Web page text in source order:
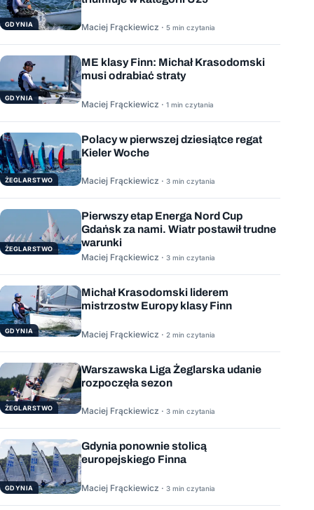
GDYNIA Maciej Frąckiewicz · 5 min czytania
GDYNIA
ME klasy Finn: Michał Krasodomski
musi odrabiać straty
Maciej Frąckiewicz · 1 min czytania
ŻEGLARSTWO
Polacy w pierwszej dziesiątce regat
Kieler Woche
Maciej Frąckiewicz · 3 min czytania
ŻEGLARSTWO
Pierwszy etap Energa Nord Cup
Gdańsk za nami. Wiatr postawił trudne
warunki
Maciej Frąckiewicz · 3 min czytania
GDYNIA
Michał Krasodomski liderem
mistrzostw Europy klasy Finn
Maciej Frąckiewicz · 2 min czytania
ŻEGLARSTWO
Warszawska Liga Żeglarska udanie
rozpoczęła sezon
Maciej Frąckiewicz · 3 min czytania
GDYNIA
Gdynia ponownie stolicą
europejskiego Finna
Maciej Frąckiewicz · 3 min czytania